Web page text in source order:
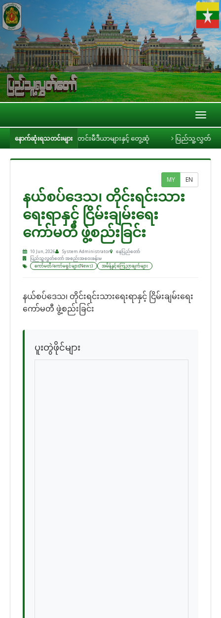
နောက်ဆုံးရသတင်းများ
က္ကဋ္ဌ ဦးခင်ရီ သတင်းမီဒီယာများနှင့် တွေ့ဆုံ ပြည်သူ့လွှတ်တော် အစိုးရ
MY EN
နယ်စပ်ဒေသ၊ တိုင်းရင်းသား
ရေးရာနှင့် ငြိမ်းချမ်းရေး
ကော်မတီ ဖွဲ့စည်းခြင်း
10 Jun, 2026 System Administrator
နေပြည်တော်
ပြည်သူ့လွှတ်တော် အစည်းအဝေးခန်းမ
ကော်မတီ/ကော်မရှင်များ(News) အမိန့်နှင့်ကြေညာချက်များ
နယ်စပ်ဒေသ၊ တိုင်းရင်းသားရေးရာနှင့် ငြိမ်းချမ်းရေး
ကော်မတီ ဖွဲ့စည်းခြင်း
ပူးတွဲဖိုင်များ